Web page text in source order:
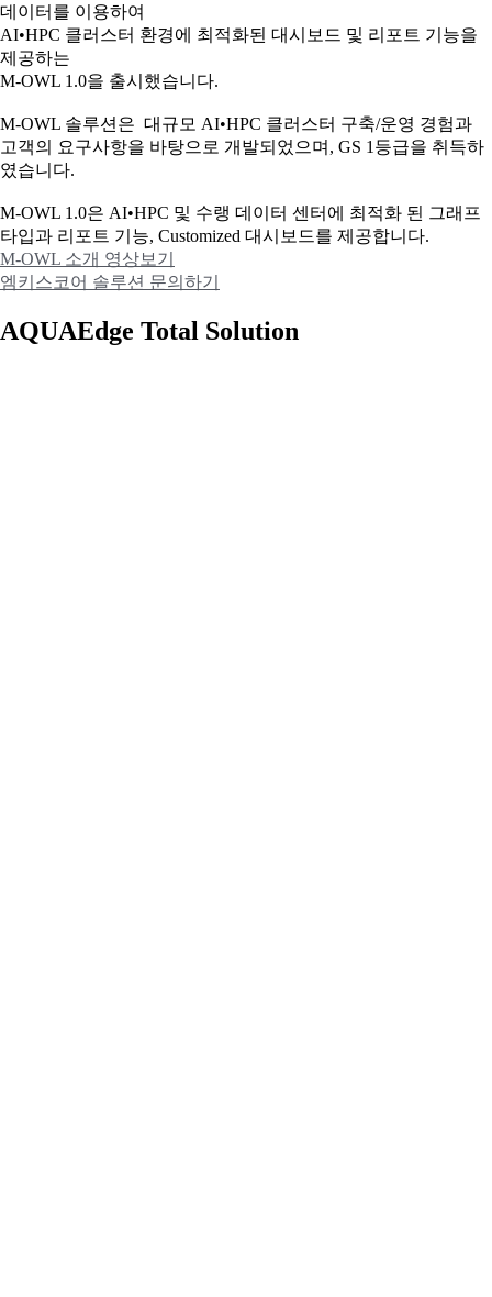
데이터를 이용하여
AI•HPC 클러스터 환경에 최적화된 대시보드 및 리포트 기능을
제공하는
M-OWL 1.0을 출시했습니다.
M-OWL 솔루션은 대규모 AI•HPC 클러스터 구축/운영 경험과
고객의 요구사항을 바탕으로 개발되었으며, GS 1등급을 취득하
였습니다.
M-OWL 1.0은 AI•HPC 및 수랭 데이터 센터에 최적화 된 그래프
타입과 리포트 기능, Customized 대시보드를 제공합니다.
M-OWL 소개 영상보기
엠키스코어 솔루션 문의하기
AQUAEdge Total Solution